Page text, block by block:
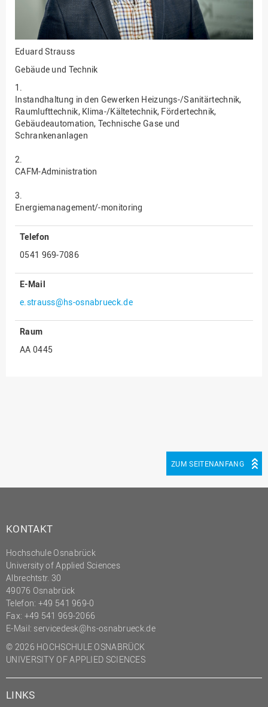
Finanzen
Forschung, Kooperation,
Drittmittel
Gebäude und Technik
Engagement
Gleichstellungsbüro
Hochschulleitung
strategie
Institut für Musik
IT Service Center
Marketing
LearningCenter
Nachhaltigkeit
Personal
Personalentwicklung
Recht
Studierendensekretariat
Studium und Lehre
Transfer- und
Innovationsmanagement
Eduard Strauss
Gebäude und Technik
1.
Instandhaltung in den Gewerken Heizungs-/Sanitärtechnik,
Raumlufttechnik, Klima-/Kältetechnik, Fördertechnik,
Gebäudeautomation, Technische Gase und
Schrankenanlagen
2.
CAFM-Administration
3.
Energiemanagement/-monitoring
Telefon
0541 969-7086
E-Mail
e.strauss@hs-osnabrueck.de
Raum
AA 0445
ZUM SEITENANFANG
KONTAKT
Hochschule Osnabrück
University of Applied Sciences
Albrechtstr. 30
49076 Osnabrück
Telefon: +49 541 969-0
Fax: +49 541 969-2066
E-Mail: servicedesk@hs-osnabrueck.de
© 2026 HOCHSCHULE OSNABRÜCK
UNIVERSITY OF APPLIED SCIENCES
LINKS